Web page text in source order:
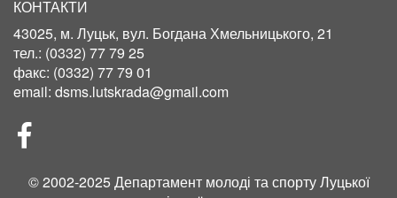
КОНТАКТИ
43025, м. Луцьк, вул. Богдана Хмельницького, 21
тел.: (0332) 77 79 25
факс: (0332) 77 79 01
email: dsms.lutskrada@gmail.com
СОЦІЛЬНІ
МЕРЕЖІ
© 2002-2025 Департамент молоді та спорту Луцької